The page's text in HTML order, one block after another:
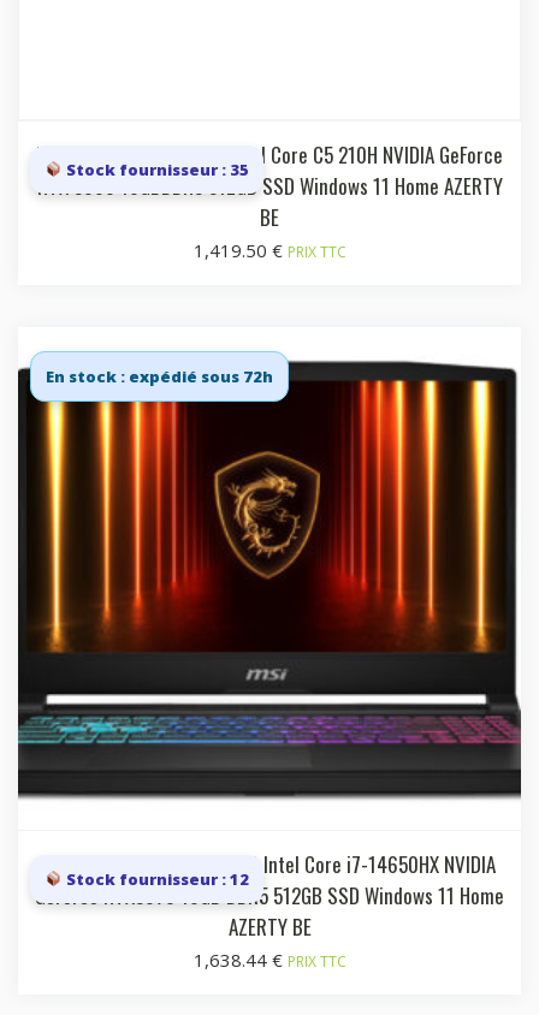
Laptop 15.6i FHD 144 Hz Intel Core C5 210H NVIDIA GeForce
RTX 5060 16GBDDR5 512GB SSD Windows 11 Home AZERTY
BE
1,419.50 € PRIX TTC
Stock fournisseur : 35
En stock : expédié sous 72h
Laptop 15.6i FHD 144Hz IPS Intel Core i7-14650HX NVIDIA
GeForce RTX5070 16GB DDR5 512GB SSD Windows 11 Home
AZERTY BE
1,638.44 € PRIX TTC
Stock fournisseur : 12